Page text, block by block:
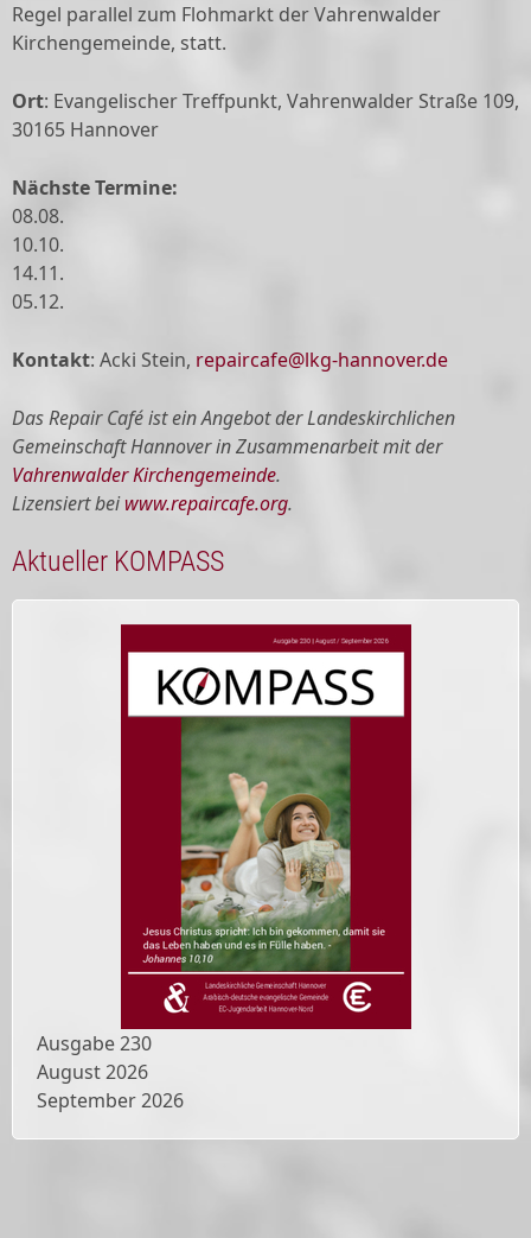
Regel parallel zum Flohmarkt der Vahrenwalder
Kirchengemeinde, statt.
Ort: Evangelischer Treffpunkt, Vahrenwalder Straße 109,
30165 Hannover
Nächste Termine:
08.08.
10.10.
14.11.
05.12.
Kontakt: Acki Stein, repaircafe@lkg-hannover.de
Das Repair Café ist ein Angebot der Landeskirchlichen
Gemeinschaft Hannover in Zusammenarbeit mit der
Vahrenwalder Kirchengemeinde.
Lizensiert beiwww.repaircafe.org.
Aktueller KOMPASS
Ausgabe230
August 2026
September 2026